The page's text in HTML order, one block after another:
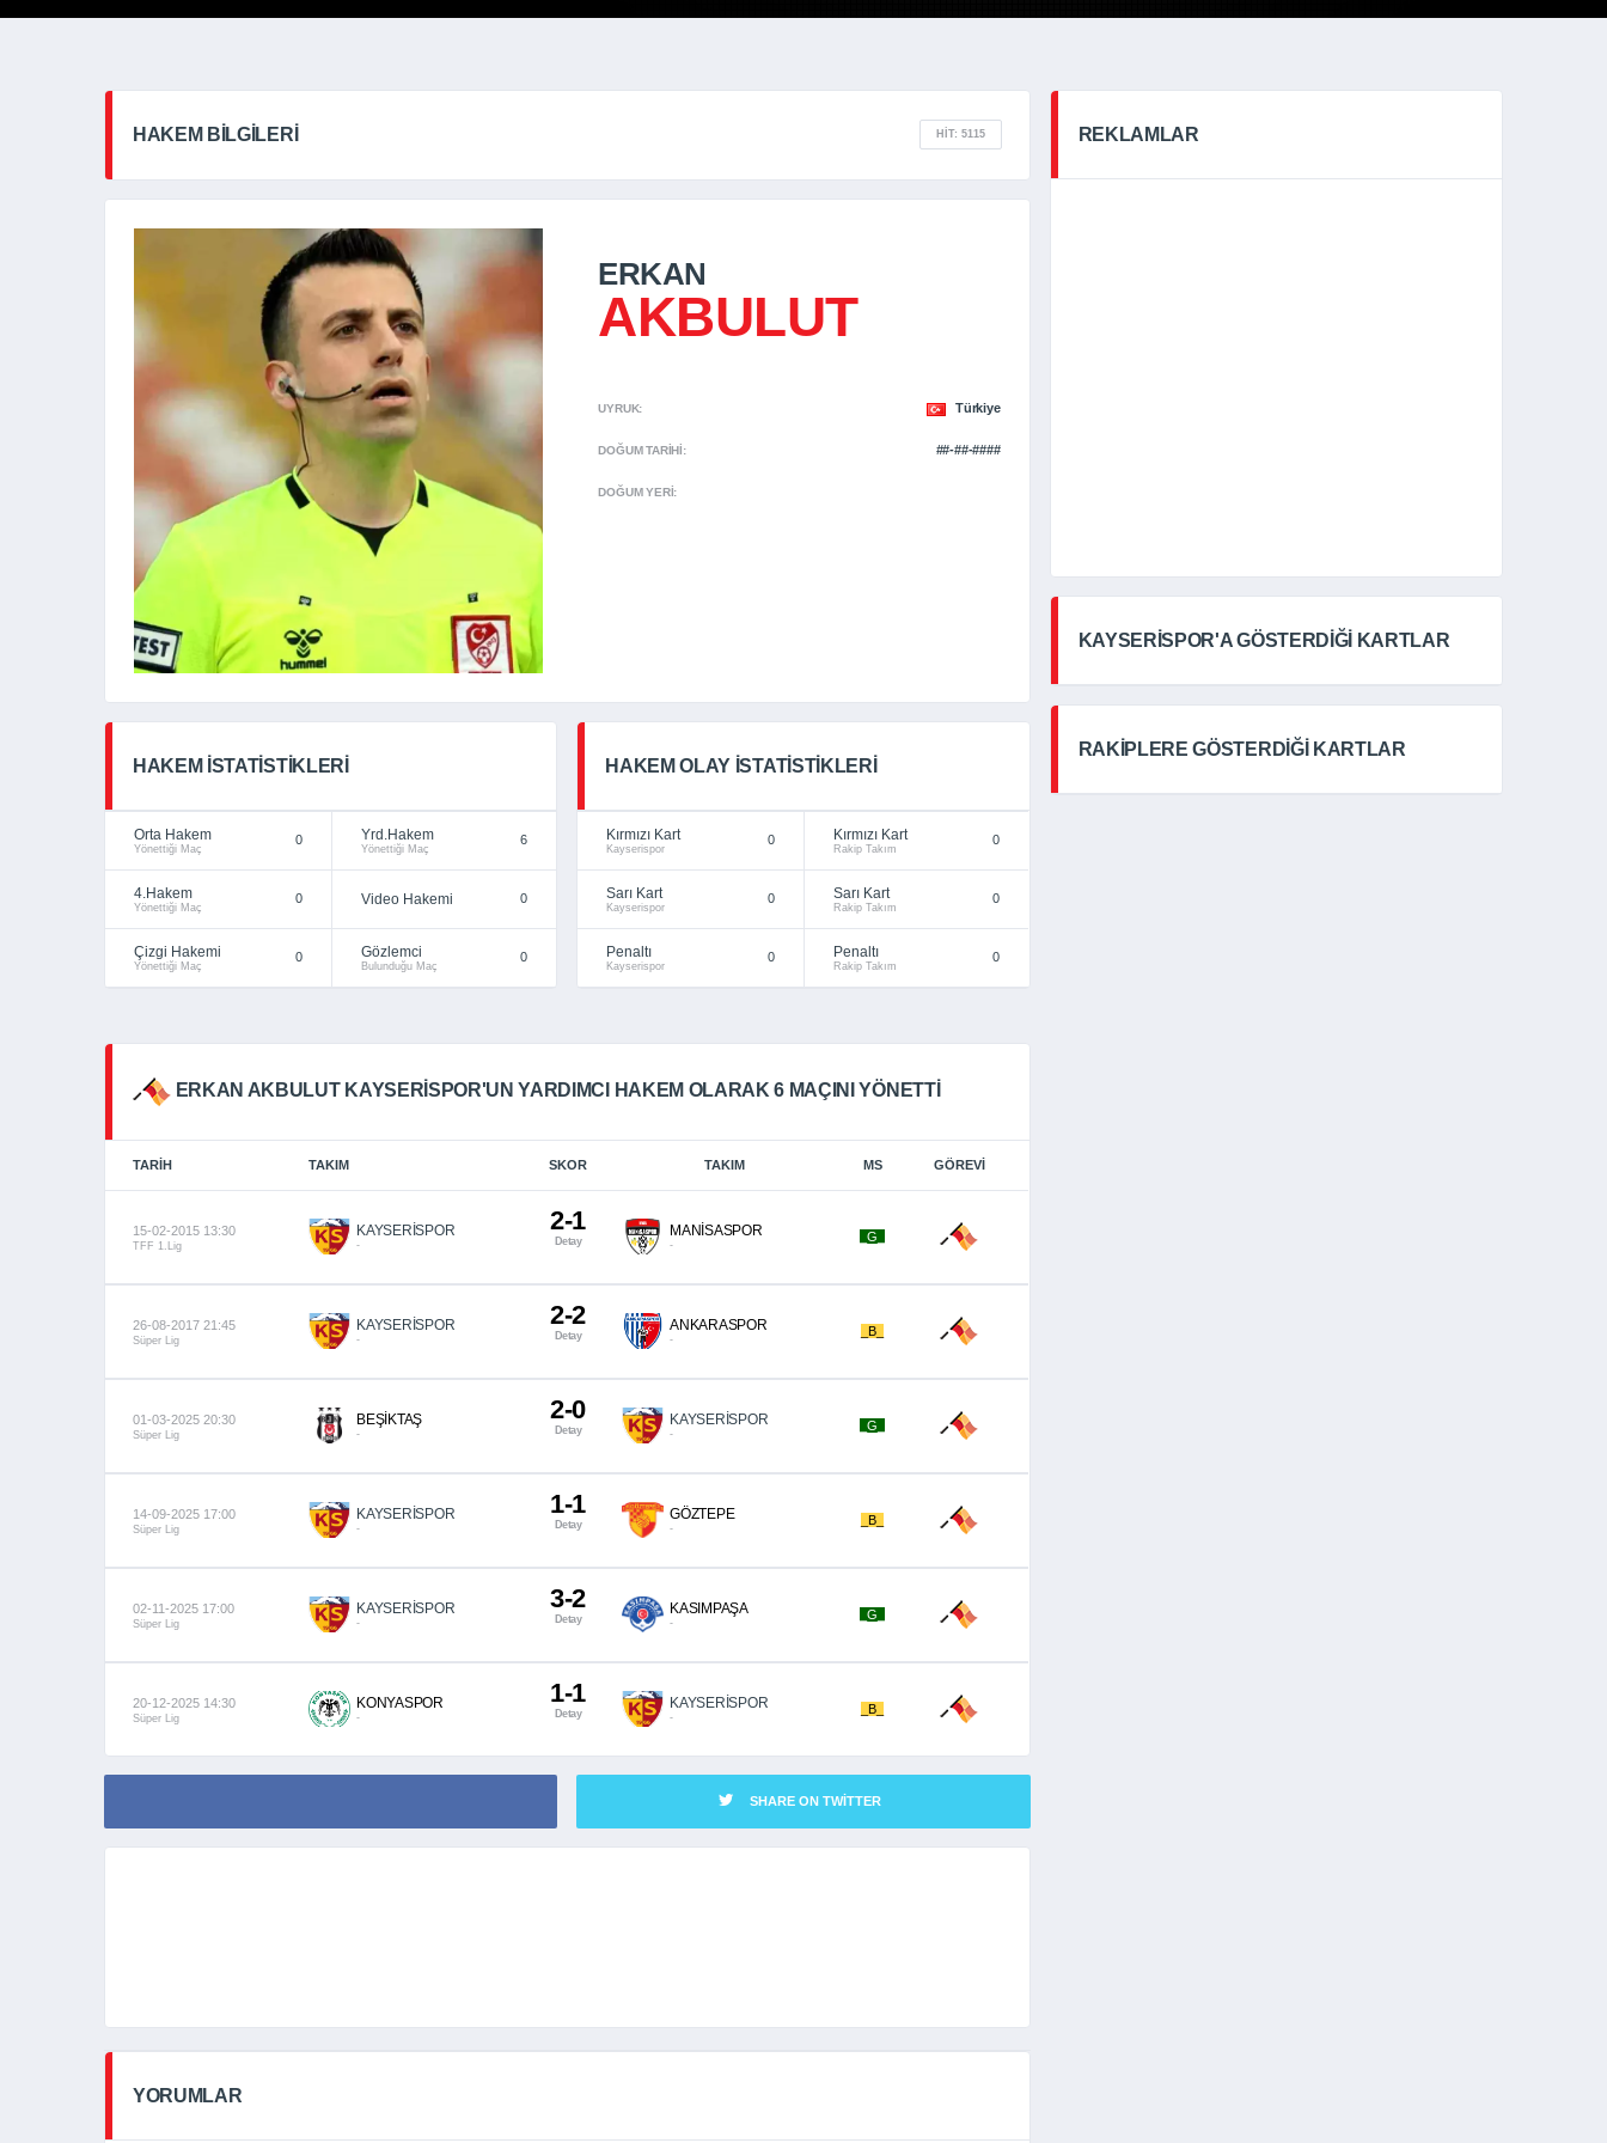
HAKEM BILGILERI HIT: 5115
ERKAN
AKBULUT
UYRUK: Türkiye
DOĞUM TARIHI: ##-##-####
DOĞUM YERI:
HAKEM İSTATISTIKLERI
Orta Hakem
Yönettiği Maç
0 Yrd.Hakem
Yönettiği Maç
6
4.Hakem
Yönettiği Maç
0 Video Hakemi 0
Çizgi Hakemi
Yönettiği Maç
0 Gözlemci
Bulunduğu Maç
0
HAKEM OLAY İSTATISTIKLERI
Kırmızı Kart
Kayserispor
0 Kırmızı Kart
Rakip Takım
0
Sarı Kart
Kayserispor
0 Sarı Kart
Rakip Takım
0
Penaltı
Kayserispor
0 Penaltı
Rakip Takım
0
ERKAN AKBULUT KAYSERISPOR'UN YARDIMCI HAKEM OLARAK 6 MAÇINI YÖNETTI
TARIH TAKIM SKOR TAKIM MS GÖREVI
15-02-2015 13:30
TFF 1.Lig
KAYSERİSPOR
-
2-1
Detay
MANİSASPOR
-
_G_
26-08-2017 21:45
Süper Lig
KAYSERİSPOR
-
2-2
Detay
ANKARASPOR
-
_B_
01-03-2025 20:30
Süper Lig
BEŞİKTAŞ
-
2-0
Detay
KAYSERİSPOR
-
_G_
14-09-2025 17:00
Süper Lig
KAYSERİSPOR
-
1-1
Detay
GÖZTEPE
-
_B_
02-11-2025 17:00
Süper Lig
KAYSERİSPOR
-
3-2
Detay
KASIMPAŞA
-
_G_
20-12-2025 14:30
Süper Lig
KONYASPOR
-
1-1
Detay
KAYSERİSPOR
-
_B_
SHARE ON TWITTER
YORUMLAR
REKLAMLAR
KAYSERİSPOR'A GÖSTERDİĞİ KARTLAR
RAKİPLERE GÖSTERDİĞİ KARTLAR